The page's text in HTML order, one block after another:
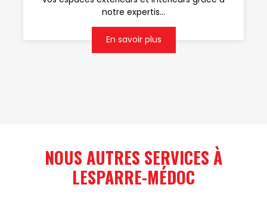
notre expertis...
En savoir plus
NOUS AUTRES SERVICES À
LESPARRE-MÉDOC